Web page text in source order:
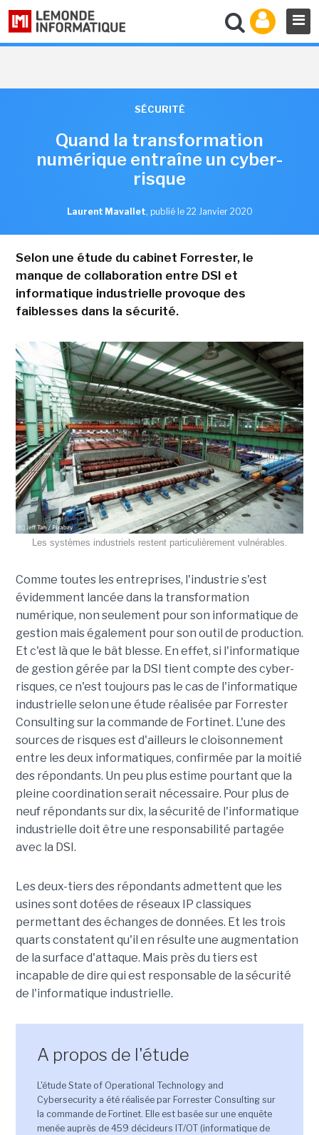
SÉCURITÉ
Quand la transformation
numérique entraîne un cyber-
risque
Laurent Mavallet, publié le 22 Janvier 2020
Selon une étude du cabinet Forrester, le
manque de collaboration entre DSI et
informatique industrielle provoque des
faiblesses dans la sécurité.
Les systèmes industriels restent particulièrement vulnérables.
Comme toutes les entreprises, l'industrie s'est
évidemment lancée dans la transformation
numérique, non seulement pour son informatique de
gestion mais également pour son outil de production.
Et c'est là que le bât blesse. En effet, si l'informatique
de gestion gérée par la DSI tient compte des cyber-
risques, ce n'est toujours pas le cas de l'informatique
industrielle selon une étude réalisée par Forrester
Consulting sur la commande de Fortinet. L'une des
sources de risques est d'ailleurs le cloisonnement
entre les deux informatiques, confirmée par la moitié
des répondants. Un peu plus estime pourtant que la
pleine coordination serait nécessaire. Pour plus de
neuf répondants sur dix, la sécurité de l'informatique
industrielle doit être une responsabilité partagée
avec la DSI.
Les deux-tiers des répondants admettent que les
usines sont dotées de réseaux IP classiques
permettant des échanges de données. Et les trois
quarts constatent qu'il en résulte une augmentation
de la surface d'attaque. Mais près du tiers est
incapable de dire qui est responsable de la sécurité
de l'informatique industrielle.
A propos de l'étude
L'étude State of Operational Technology and
Cybersecurity a été réalisée par Forrester Consulting sur
la commande de Fortinet. Elle est basée sur une enquête
menée auprès de 459 décideurs IT/OT (informatique de